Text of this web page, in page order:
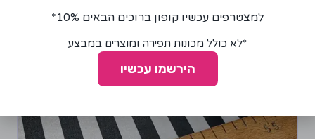
למצטרפים עכשיו קופון ברוכים הבאים 10%*
*לא כולל מכונות תפירה ומוצרים במבצע
הירשמו עכשיו